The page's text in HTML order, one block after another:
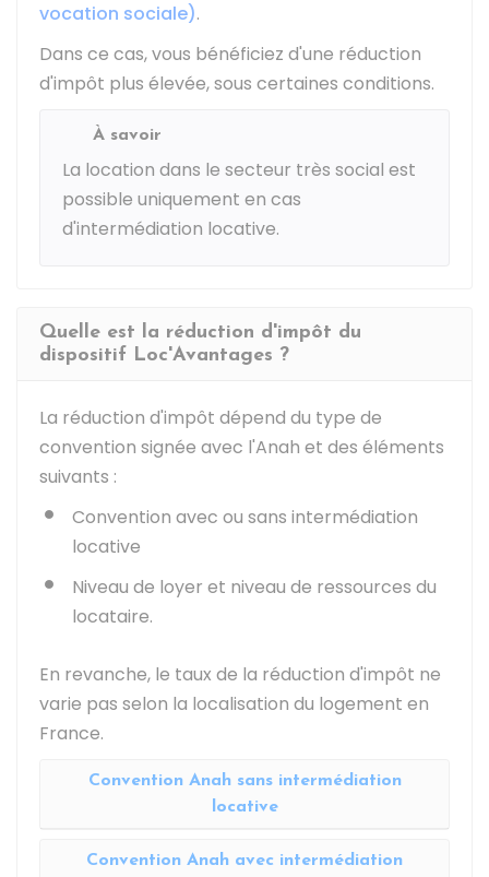
vocation sociale).
Dans ce cas, vous bénéficiez d'une réduction
d'impôt plus élevée, sous certaines conditions.
À savoir
La location dans le secteur très social est
possible uniquement en cas
d'intermédiation locative.
Quelle est la réduction d'impôt du
dispositif Loc'Avantages ?
La réduction d'impôt dépend du type de
convention signée avec l'Anah et des éléments
suivants :
Convention avec ou sans intermédiation
locative
Niveau de loyer et niveau de ressources du
locataire.
En revanche, le taux de la réduction d'impôt ne
varie pas selon la localisation du logement en
France.
Convention Anah sans intermédiation
locative
Convention Anah avec intermédiation